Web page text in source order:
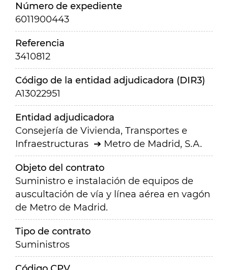
Número de expediente
6011900443
Referencia
3410812
Código de la entidad adjudicadora (DIR3)
A13022951
Entidad adjudicadora
Consejería de Vivienda, Transportes e
Infraestructuras
Metro de Madrid, S.A.
Objeto del contrato
Suministro e instalación de equipos de
auscultación de vía y línea aérea en vagón
de Metro de Madrid.
Tipo de contrato
Suministros